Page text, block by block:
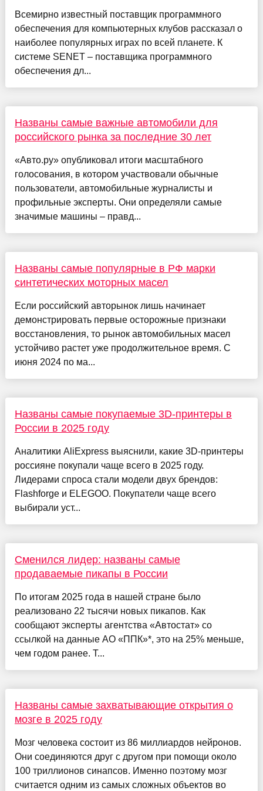
Всемирно известный поставщик программного
обеспечения для компьютерных клубов рассказал о
наиболее популярных играх по всей планете. К
системе SENET – поставщика программного
обеспечения дл...
Названы самые важные автомобили для
российского рынка за последние 30 лет
«Авто.ру» опубликовал итоги масштабного
голосования, в котором участвовали обычные
пользователи, автомобильные журналисты и
профильные эксперты. Они определяли самые
значимые машины – правд...
Названы самые популярные в РФ марки
синтетических моторных масел
Если российский авторынок лишь начинает
демонстрировать первые осторожные признаки
восстановления, то рынок автомобильных масел
устойчиво растет уже продолжительное время. С
июня 2024 по ма...
Названы самые покупаемые 3D-принтеры в
России в 2025 году
Аналитики AliExpress выяснили, какие 3D-принтеры
россияне покупали чаще всего в 2025 году.
Лидерами спроса стали модели двух брендов:
Flashforge и ELEGOO. Покупатели чаще всего
выбирали уст...
Сменился лидер: названы самые
продаваемые пикапы в России
По итогам 2025 года в нашей стране было
реализовано 22 тысячи новых пикапов. Как
сообщают эксперты агентства «Автостат» со
ссылкой на данные АО «ППК»*, это на 25% меньше,
чем годом ранее. Т...
Названы самые захватывающие открытия о
мозге в 2025 году
Мозг человека состоит из 86 миллиардов нейронов.
Они соединяются друг с другом при помощи около
100 триллионов синапсов. Именно поэтому мозг
считается одним из самых сложных объектов во